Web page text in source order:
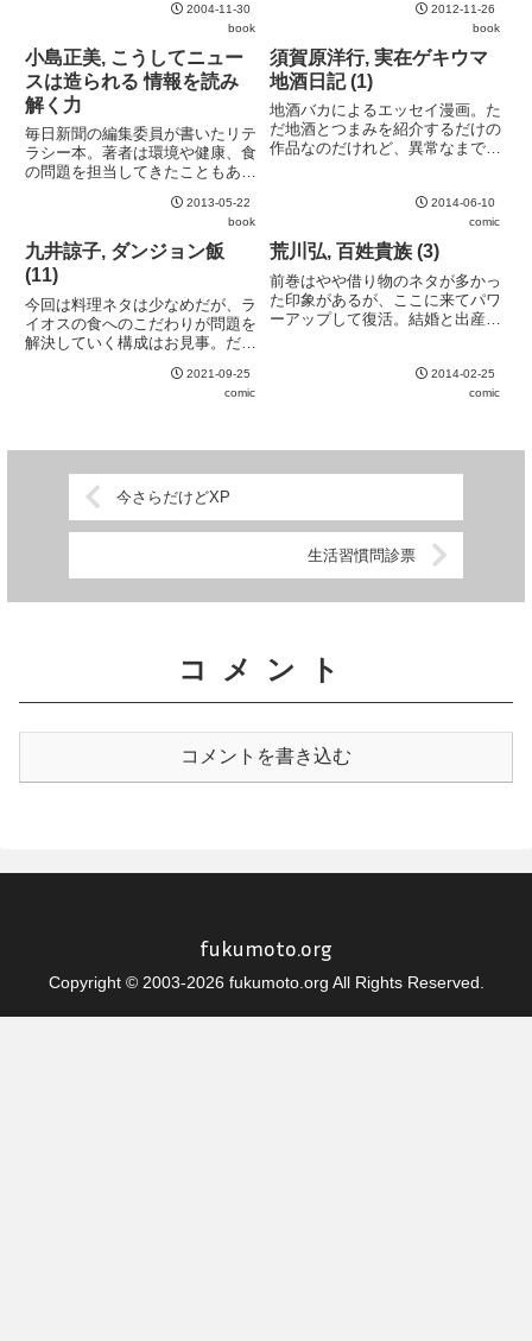
が見える部分で、実に興味深い。
各軍ごとにお国柄が見えるのも良
い。残念なのが、紹介されている
レーションの多くが一般人...
2004-11-30
book
業を産業して成り立たせるための
方策を論じる。端的に言ってカロ
リーベースの食料自給率を上げる
ということは、儲からない穀物
の...
2012-11-26
book
小島正美, こうしてニュー
スは造られる 情報を読み
解く力
毎日新聞の編集委員が書いたリテ
ラシー本。著者は環境や健康、食
の問題を担当してきたこともあ
ラシー本として見るとあまり新し
い情報は無いが、マスコミ内部か
らこういった自己批判が出てきた
ことは評価できる。
2013-05-22
book
須賀原洋行, 実在ゲキウマ
地酒日記 (1)
地酒バカによるエッセイ漫画。た
だ地酒とつまみを紹介するだけの
作品なのだけれど、異常なまでの
2014-06-10
comic
九井諒子, ダンジョン飯
(11)
今回は料理ネタは少なめだが、ラ
イオスの食へのこだわりが問題を
解決していく構成はお見事。だい
で新刊が出るたびに既刊を読み返
さなければ苦しくなってきた。
2021-09-25
comic
荒川弘, 百姓貴族 (3)
前巻はやや借り物のネタが多かっ
た印象があるが、ここに来てパワ
ーアップして復活。結婚と出産を
2014-02-25
comic
今さらだけどXP
生活習慣問診票
コメント
コメントを書き込む
fukumoto.org
Copyright © 2003-2026 fukumoto.org All Rights Reserved.